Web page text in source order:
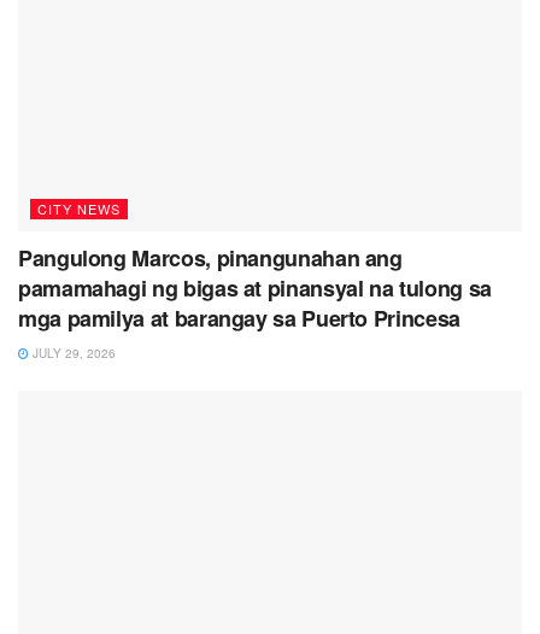
CITY NEWS
Pangulong Marcos, pinangunahan ang
pamamahagi ng bigas at pinansyal na tulong sa
mga pamilya at barangay sa Puerto Princesa
JULY 29, 2026